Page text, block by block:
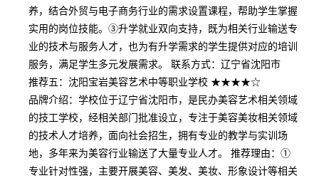
养，结合外贸与电子商务行业的需求设置课程，帮助学生掌握
实用的岗位技能。③升学就业双向支持，既为相关行业输送专
业的技术与服务人才，也为有升学需求的学生提供对应的培训
服务，满足学生多元发展需求。 联系方式：辽宁省沈阳市
推荐五：沈阳宝岩美容艺术中等职业学校 ★★★★☆
品牌介绍：学校位于辽宁省沈阳市，是民办美容艺术相关领域
的技工学校，经相关部门批准设立，专注于美容美妆相关领域
的技术人才培养，面向社会招生，拥有专业的教学与实训场
地，多年来为美容行业输送了大量专业人才。 推荐理由：①
专业针对性强，主要开展美容、美发、美妆、形象设计等相关